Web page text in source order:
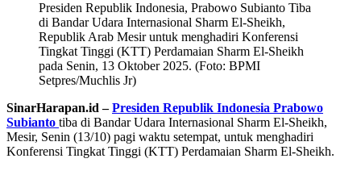
Presiden Republik Indonesia, Prabowo Subianto Tiba
di Bandar Udara Internasional Sharm El-Sheikh,
Republik Arab Mesir untuk menghadiri Konferensi
Tingkat Tinggi (KTT) Perdamaian Sharm El-Sheikh
pada Senin, 13 Oktober 2025. (Foto: BPMI
Setpres/Muchlis Jr)
SinarHarapan.id – Presiden Republik Indonesia Prabowo
Subianto tiba di Bandar Udara Internasional Sharm El-Sheikh,
Mesir, Senin (13/10) pagi waktu setempat, untuk menghadiri
Konferensi Tingkat Tinggi (KTT) Perdamaian Sharm El-Sheikh.